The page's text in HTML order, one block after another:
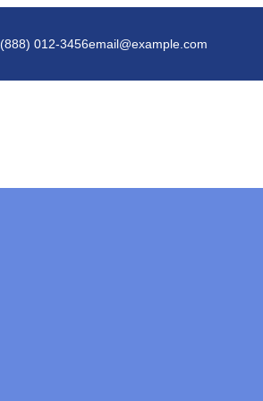
(888) 012-3456email@example.com